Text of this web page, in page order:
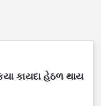
કાયદા હેઠળ થાય